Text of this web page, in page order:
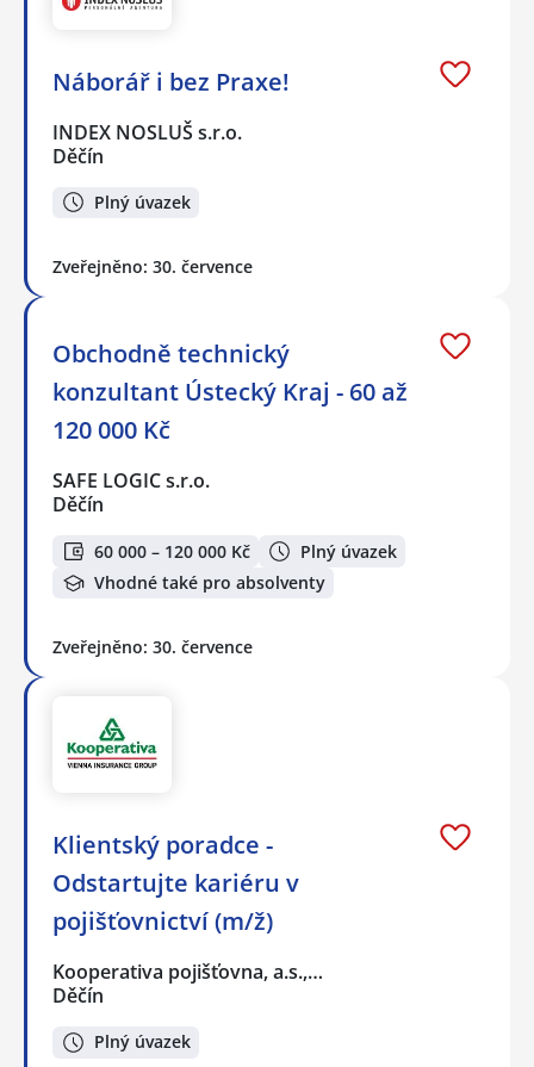
Náborář i bez Praxe!
INDEX NOSLUŠ s.r.o.
Děčín
Plný úvazek
Zveřejněno: 30. července
Obchodně technický
konzultant Ústecký Kraj - 60 až
120 000 Kč
SAFE LOGIC s.r.o.
Děčín
60 000 – 120 000 Kč
Plný úvazek
Vhodné také pro absolventy
Zveřejněno: 30. července
Klientský poradce -
Odstartujte kariéru v
pojišťovnictví (m/ž)
Kooperativa pojišťovna, a.s.,…
Děčín
Plný úvazek